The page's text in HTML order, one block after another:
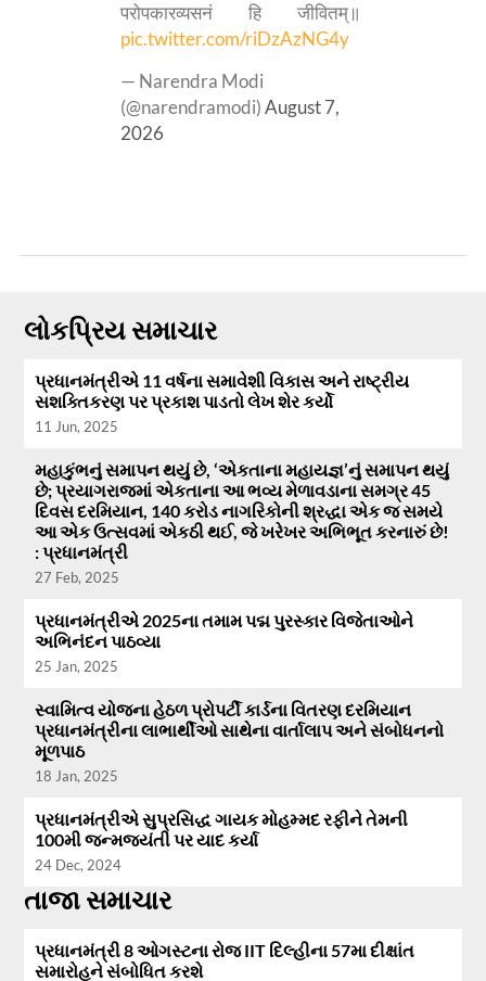
परोपकारव्यसनं हि जीवितम्॥
pic.twitter.com/riDzAzNG4y
— Narendra Modi
(@narendramodi)August 7,
2026
લોકપ્રિય સમાચાર
પ્રધાનમંત્રીએ 11 વર્ષના સમાવેશી વિકાસ અને રાષ્ટ્રીય
સશક્તિકરણ પર પ્રકાશ પાડતો લેખ શેર કર્યો
11 Jun, 2025
મહાકુંભનું સમાપન થયું છે, ‘એકતાના મહાયજ્ઞ’નું સમાપન થયું
છે; પ્રયાગરાજમાં એકતાના આ ભવ્ય મેળાવડાના સમગ્ર 45
દિવસ દરમિયાન, 140 કરોડ નાગરિકોની શ્રદ્ધા એક જ સમયે
આ એક ઉત્સવમાં એકઠી થઈ, જે ખરેખર અભિભૂત કરનારું છે!
: પ્રધાનમંત્રી
27 Feb, 2025
પ્રધાનમંત્રીએ 2025ના તમામ પદ્મ પુરસ્કાર વિજેતાઓને
અભિનંદન પાઠવ્યા
25 Jan, 2025
સ્વામિત્વ યોજના હેઠળ પ્રોપર્ટી કાર્ડના વિતરણ દરમિયાન
પ્રધાનમંત્રીના લાભાર્થીઓ સાથેના વાર્તાલાપ અને સંબોધનનો
મૂળપાઠ
18 Jan, 2025
પ્રધાનમંત્રીએ સુપ્રસિદ્ધ ગાયક મોહમ્મદ રફીને તેમની
100મી જન્મજયંતી પર યાદ કર્યા
24 Dec, 2024
તાજા સમાચાર
પ્રધાનમંત્રી 8 ઓગસ્ટના રોજ IIT દિલ્હીના 57મા દીક્ષાંત
સમારોહને સંબોધિત કરશે